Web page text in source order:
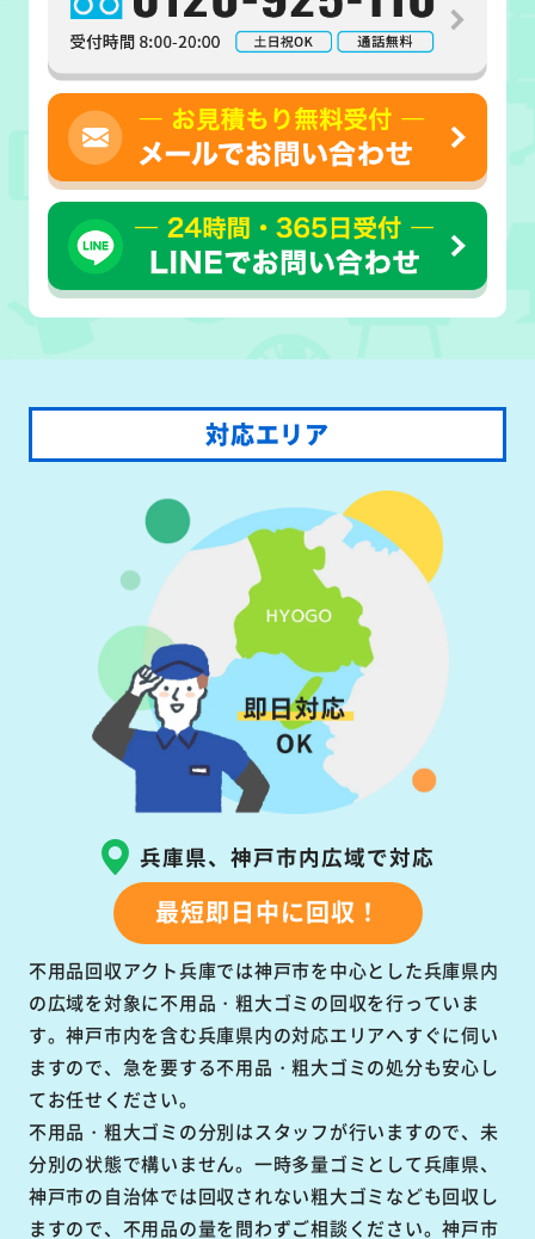
対応エリア
兵庫県、神戸市内広域で対応
最短即日中に回収！
不用品回収アクト兵庫では神戸市を中心とした兵庫県内
の広域を対象に不用品・粗大ゴミの回収を行っていま
す。神戸市内を含む兵庫県内の対応エリアへすぐに伺い
ますので、急を要する不用品・粗大ゴミの処分も安心し
てお任せください。
不用品・粗大ゴミの分別はスタッフが行いますので、未
分別の状態で構いません。一時多量ゴミとして兵庫県、
神戸市の自治体では回収されない粗大ゴミなども回収し
ますので、不用品の量を問わずご相談ください。神戸市